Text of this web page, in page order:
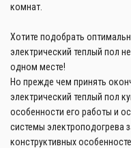
комнат.
Хотите подобрать
электрический теплый пол
одном месте!
Но прежде чем принять
электрический теплый пол
особенности его работы и
системы электроподогрева
конструктивных